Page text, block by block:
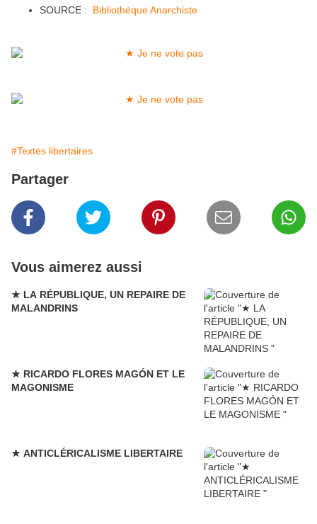
SOURCE : Bibliothèque Anarchiste
#Textes libertaires
Partager
Vous aimerez aussi
★ LA RÉPUBLIQUE, UN REPAIRE DE
MALANDRINS
★ RICARDO FLORES MAGÓN ET LE
MAGONISME
★ ANTICLÉRICALISME LIBERTAIRE